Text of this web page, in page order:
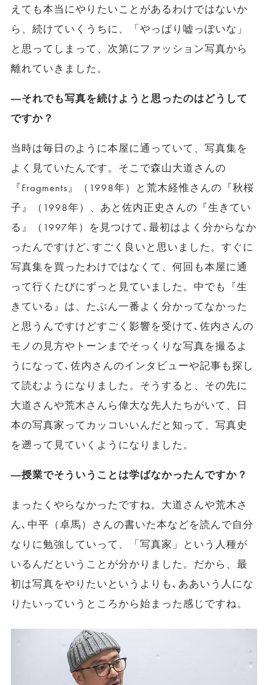
えても本当にやりたいことがあるわけではないか
ら、続けていくうちに、「やっぱり嘘っぽいな」
と思ってしまって、次第にファッション写真から
離れていきました。
―それでも写真を続けようと思ったのはどうして
ですか？
当時は毎日のように本屋に通っていて、写真集を
よく見ていたんです。そこで森山大道さんの
『Fragments』（1998年）と荒木経惟さんの『秋桜
子』（1998年）、あと佐内正史さんの『生きてい
る』（1997年）を見つけて､最初はよく分からなか
ったんですけど､すごく良いと思いました。すぐに
写真集を買ったわけではなくて、何回も本屋に通
って行くたびにずっと見ていました。中でも『生
きている』は、たぶん一番よく分かってなかった
と思うんですけどすごく影響を受けて､佐内さんの
モノの見方やトーンまでそっくりな写真を撮るよ
うになって､佐内さんのインタビューや記事も探し
て読むようになりました。そうすると、その先に
大道さんや荒木さんら偉大な先人たちがいて、日
本の写真家ってカッコいいんだと知って、写真史
を遡って見ていくようになりました。
―授業でそういうことは学ばなかったんですか？
まったくやらなかったですね。大道さんや荒木さ
ん､中平（卓馬）さんの書いた本などを読んで自分
なりに勉強していって、「写真家」という人種が
いるんだということが分かりました。だから、最
初は写真をやりたいというよりも､ああいう人にな
りたいっていうところから始まった感じですね。